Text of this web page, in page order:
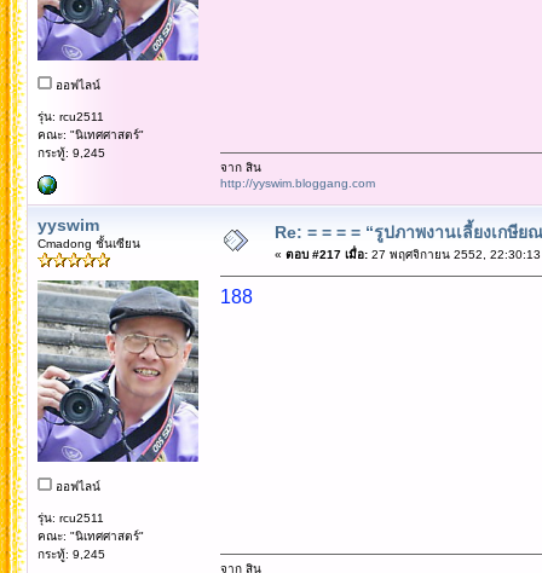
ออฟไลน์
รุ่น: rcu2511
คณะ: "นิเทศศาสตร์"
กระทู้: 9,245
จาก สิน
http://yyswim.bloggang.com
yyswim
Cmadong ชั้นเซียน
ออฟไลน์
รุ่น: rcu2511
คณะ: "นิเทศศาสตร์"
กระทู้: 9,245
Re: = = = = “รูปภาพงานเลี้ยงเกษี
« ตอบ #217 เมื่อ:27 พฤศจิกายน 2552, 22:30:13
188
จาก สิน